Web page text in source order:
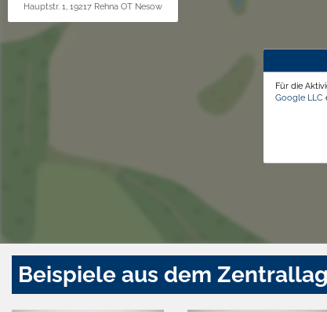
Hauptstr. 1, 19217 Rehna OT Nesow
Für die
Google LLC
Beispiele aus dem